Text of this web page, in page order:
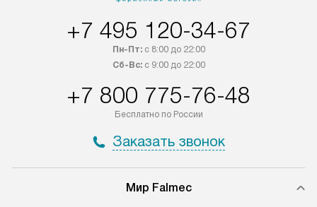
+7 495 120-34-67
Пн-Пт:с 8:00 до 22:00
Сб-Вс:с 9:00 до 22:00
+7 800 775-76-48
Бесплатно по России
Заказать звонок
Мир Falmec